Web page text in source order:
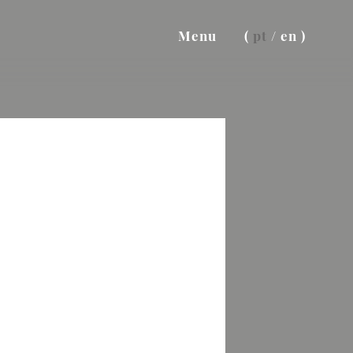
Menu ( pt / en )